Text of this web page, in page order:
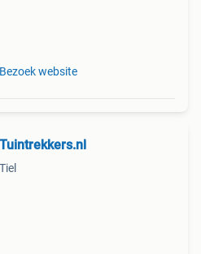
Bezoek website
Tuintrekkers.nl
Tiel